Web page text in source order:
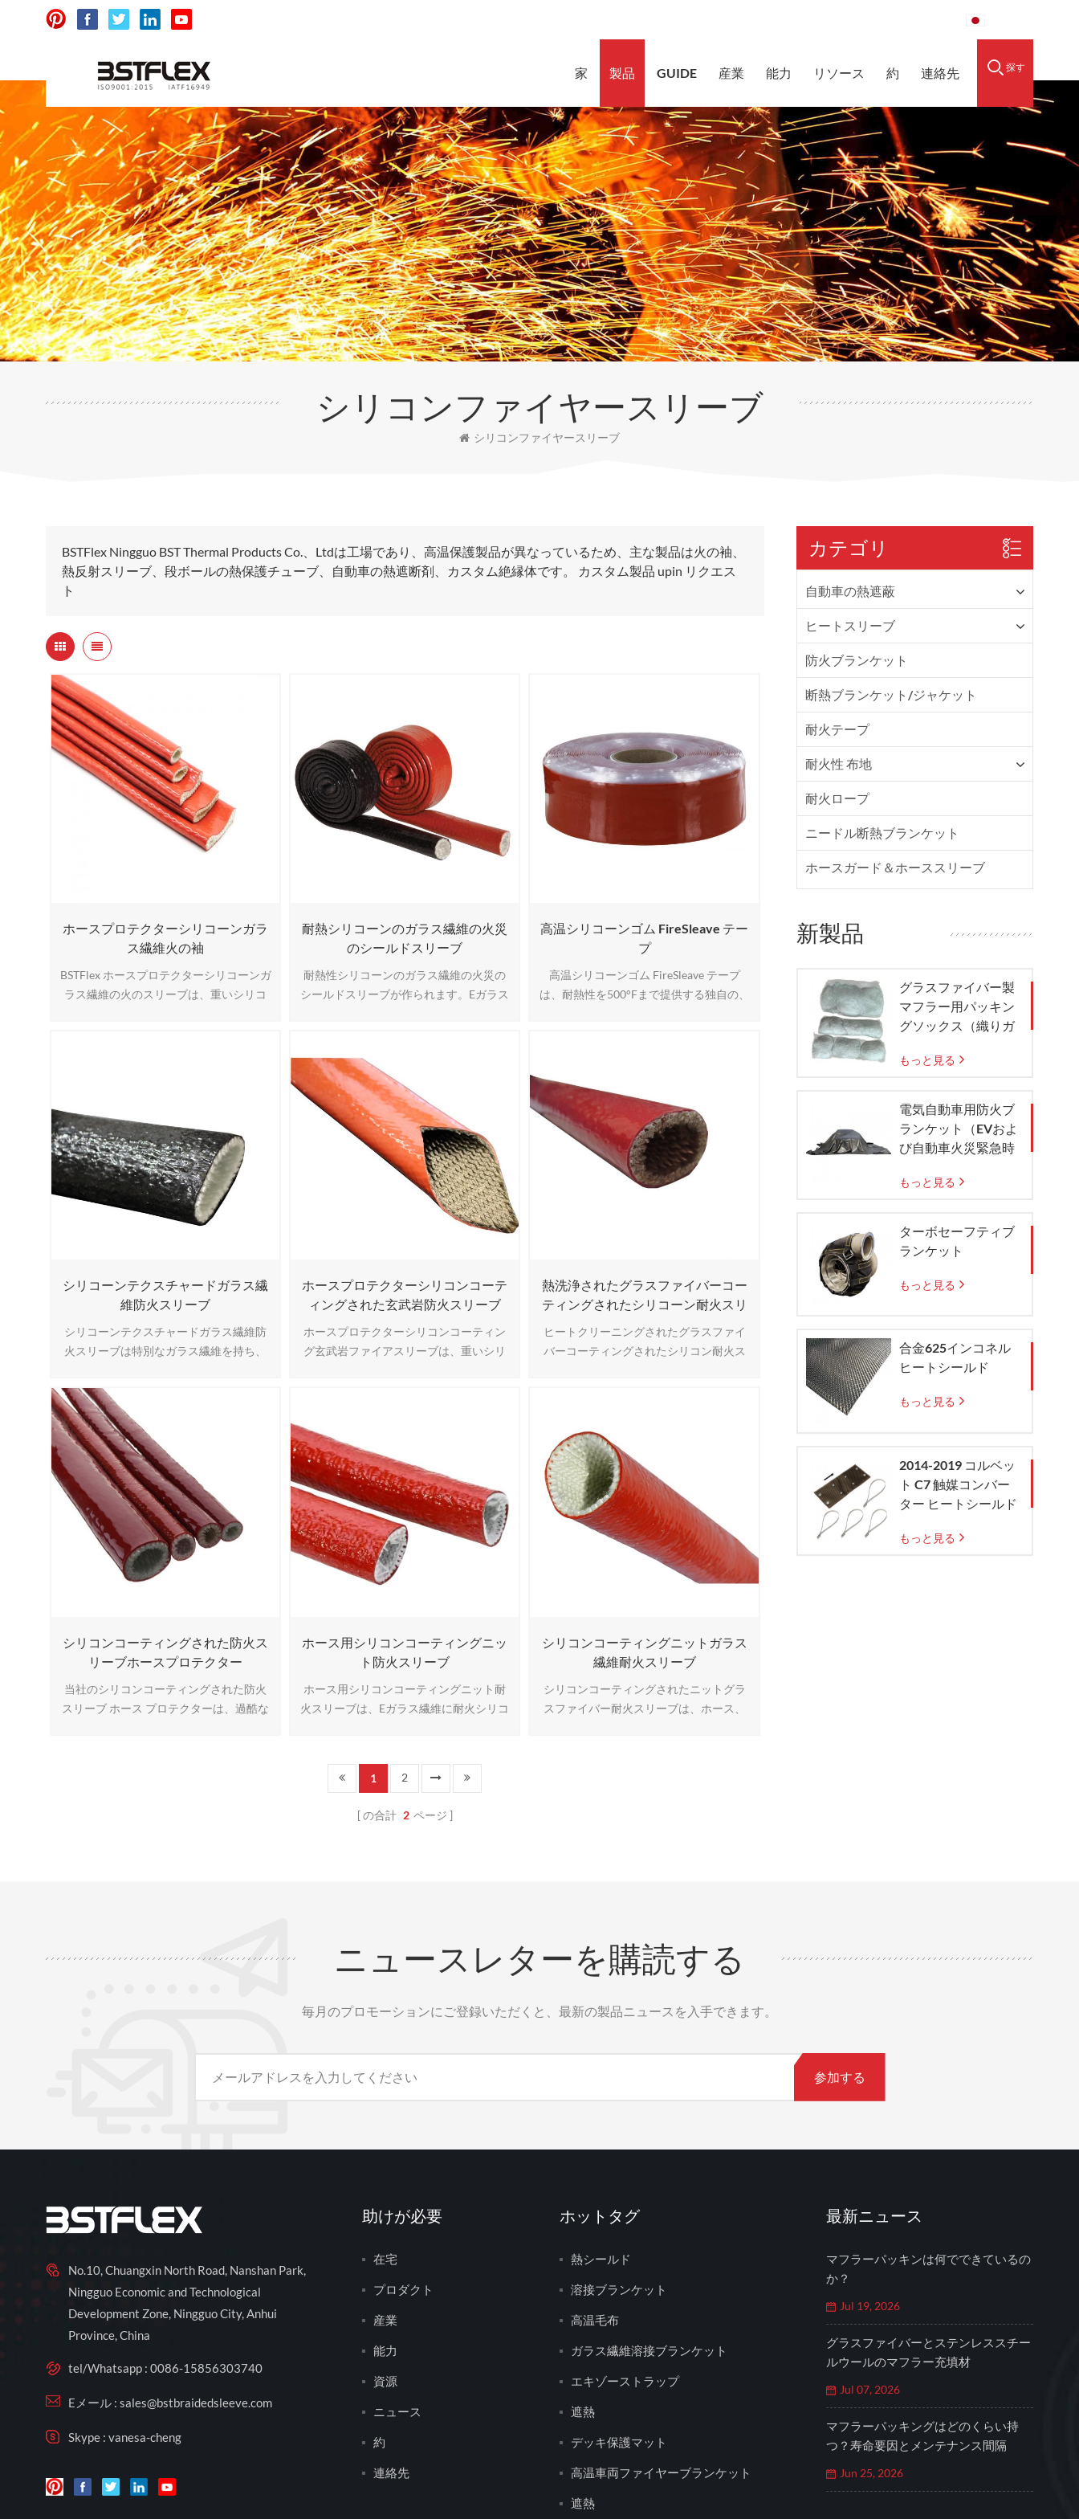
探す
家 製品 GUIDE 産業 能力 リソース 約 連絡先
シリコンファイヤースリーブ
シリコンファイヤースリーブ
BSTFlex Ningguo BST Thermal Products Co.、Ltdは工場であり、高温保護製品が異なっているため、主な製品は火の袖、
熱反射スリーブ、段ボールの熱保護チューブ、自動車の熱遮断剤、カスタム絶縁体です。 カスタム製品 upin リクエス
ト
ホースプロテクターシリコーンガラ
ス繊維火の袖
BSTFlex ホースプロテクターシリコーンガ
ラス繊維の火のスリーブは、重いシリコ
耐熱シリコーンのガラス繊維の火災
のシールドスリーブ
耐熱性シリコーンのガラス繊維の火災の
シールドスリーブが作られます。Eガラス
料を含むほとんどの化学物質に対して耐
火性を耐えます。 このコーティングは耐
摩耗性や擦り傷性にも耐性があります。
ブレーキライン、燃料ライン、ワイヤー
ハーネス、およびケーブルを保護するた
めに使用されます。11
高温シリコーンゴム FireSleave テー
プ
高温シリコーンゴム FireSleave テープ
は、耐熱性を500°Fまで提供する独自の、
シリコーンテクスチャードガラス繊
維防火スリーブ
シリコーンテクスチャードガラス繊維防
火スリーブは特別なガラス繊維を持ち、
チューブ、ケーブルをさまざまな敵対的
に保護または束ねるのに最適です。
ホースプロテクターシリコンコーテ
ィングされた玄武岩防火スリーブ
ホースプロテクターシリコンコーティン
グ玄武岩ファイアスリーブは、重いシリ
熱洗浄されたグラスファイバーコー
ティングされたシリコーン耐火スリ
ーブ
ヒートクリーニングされたグラスファイ
バーコーティングされたシリコン耐火ス
れ、黄褐色になっています.ガラス繊維は
熱洗浄された後です.11
シリコンコーティングされた防火ス
リーブホースプロテクター
当社のシリコンコーティングされた防火
スリーブ ホース プロテクターは、過酷な
性の高いパフォーマンスを保証します。
ホース用シリコンコーティングニッ
ト防火スリーブ
ホース用シリコンコーティングニット耐
火スリーブは、Eガラス繊維に耐火シリコ
と1093℃の放射熱保護性能を備え、ホー
スやケーブルを過酷な熱ストレスや機械
ーティングは溶融金属の飛散を防ぎ、摩
意しています。ご注文の際は、15mロー
ルまたは30mロールをご指定ください。
ロール単位で発送いたします。11
シリコンコーティングニットガラス
繊維耐火スリーブ
シリコンコーティングされたニットグラ
スファイバー耐火スリーブは、ホース、
1 2
の合計 2 ページ
カテゴリ
自動車の熱遮蔽
ヒートスリーブ
防火ブランケット
断熱ブランケット/ジャケット
耐火テープ
耐火性 布地
耐火ロープ
ニードル断熱ブランケット
ホースガード＆ホーススリーブ
新製品
グラスファイバー製
マフラー用パッキン
グソックス（織りガ
付き）
もっと見る
電気自動車用防火ブ
ランケット（EVおよ
び自動車火災緊急時
もっと見る
ターボセーフティブ
ランケット
もっと見る
合金625インコネル
ヒートシールド
もっと見る
2014-2019 コルベッ
ト C7 触媒コンバー
ター ヒートシールド
もっと見る
ニュースレターを購読する
毎月のプロモーションにご登録いただくと、最新の製品ニュースを入手できます。
No.10, Chuangxin North Road, Nanshan Park,
Ningguo Economic and Technological
Development Zone, Ningguo City, Anhui
Province, China
tel/Whatsapp : 0086-15856303740
Eメール : sales@bstbraidedsleeve.com
Skype : vanesa-cheng
助けが必要
在宅
プロダクト
産業
能力
資源
ニュース
約
連絡先
ホットタグ
熱シールド
溶接ブランケット
高温毛布
ガラス繊維溶接ブランケット
エキゾーストラップ
遮熱
デッキ保護マット
高温車両ファイヤーブランケット
遮熱
最新ニュース
マフラーパッキンは何でできているの
か？
Jul 19, 2026
グラスファイバーとステンレススチー
ルウールのマフラー充填材
Jul 07, 2026
マフラーパッキングはどのくらい持
つ？寿命要因とメンテナンス間隔
Jun 25, 2026